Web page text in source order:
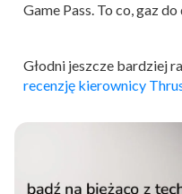
Game Pass. To co, gaz do
Głodni jeszcze bardziej
recenzję kierownicy